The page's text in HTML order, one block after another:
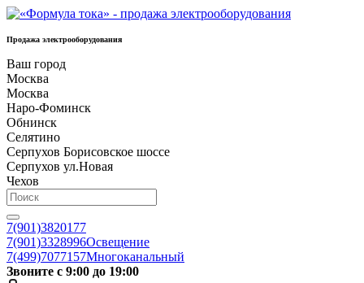
Продажа электрооборудования
Ваш город
Москва
Москва
Наро-Фоминск
Обнинск
Селятино
Серпухов Борисовское шоссе
Серпухов ул.Новая
Чехов
7(901)3820177
7(901)3328996Освещение
7(499)7077157Многоканальный
Звоните с 9:00 до 19:00